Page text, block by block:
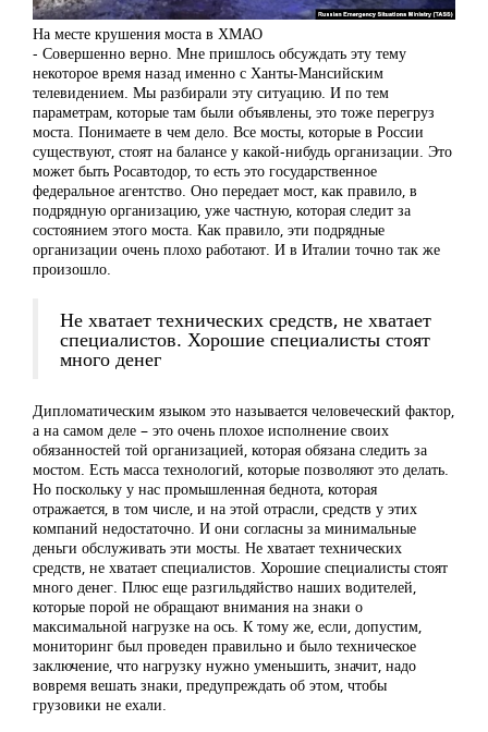
На месте крушения моста в ХМАО
‒ Совершенно верно. Мне пришлось обсуждать эту тему
некоторое время назад именно с Ханты-Мансийским
телевидением. Мы разбирали эту ситуацию. И по тем
параметрам, которые там были объявлены, это тоже перегруз
моста. Понимаете в чем дело. Все мосты, которые в России
существуют, стоят на балансе у какой-нибудь организации. Это
может быть Росавтодор, то есть это государственное
федеральное агентство. Оно передает мост, как правило, в
подрядную организацию, уже частную, которая следит за
состоянием этого моста. Как правило, эти подрядные
организации очень плохо работают. И в Италии точно так же
произошло.
Не хватает технических средств, не хватает
специалистов. Хорошие специалисты стоят
много денег
Дипломатическим языком это называется человеческий фактор,
а на самом деле – это очень плохое исполнение своих
обязанностей той организацией, которая обязана следить за
мостом. Есть масса технологий, которые позволяют это делать.
Но поскольку у нас промышленная беднота, которая
отражается, в том числе, и на этой отрасли, средств у этих
компаний недостаточно. И они согласны за минимальные
деньги обслуживать эти мосты. Не хватает технических
средств, не хватает специалистов. Хорошие специалисты стоят
много денег. Плюс еще разгильдяйство наших водителей,
которые порой не обращают внимания на знаки о
максимальной нагрузке на ось. К тому же, если, допустим,
мониторинг был проведен правильно и было техническое
заключение, что нагрузку нужно уменьшить, значит, надо
вовремя вешать знаки, предупреждать об этом, чтобы
грузовики не ехали.